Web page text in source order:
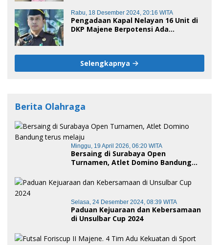
Rabu, 18 Desember 2024, 20:16 WITA
Pengadaan Kapal Nelayan 16 Unit di
DKP Majene Berpotensi Ada
Selengkapnya
Berita Olahraga
Minggu, 19 April 2026, 06:20 WITA
Bersaing di Surabaya Open
Turnamen, Atlet Domino Bandung
Selasa, 24 Desember 2024, 08:39 WITA
Paduan Kejuaraan dan Kebersamaan
di Unsulbar Cup 2024